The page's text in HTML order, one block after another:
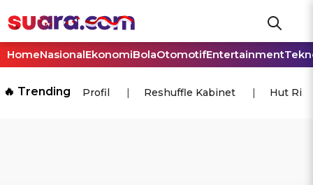
HomeNasionalEkonomiBolaOtomotifEntertainment
🔥 Trending Profil Reshuffle Kabinet Hut Ri